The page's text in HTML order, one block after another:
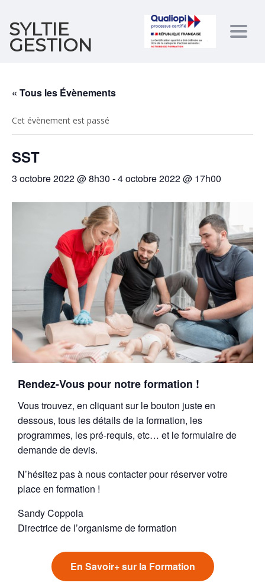
SYLTIE
GESTION
« Tous les Évènements
Cet évènement est passé
SST
3 octobre 2022 @ 8h30 -4 octobre 2022 @ 17h00
Rendez-Vous pour notre formation !
Vous trouvez, en cliquant sur le bouton juste en
dessous, tous les détails de la formation, les
programmes, les pré-requis, etc… et le formulaire de
demande de devis.
N’hésitez pas à nous contacter pour réserver votre
place en formation !
Sandy Coppola
Directrice de l’organisme de formation
En Savoir+ sur la Formation